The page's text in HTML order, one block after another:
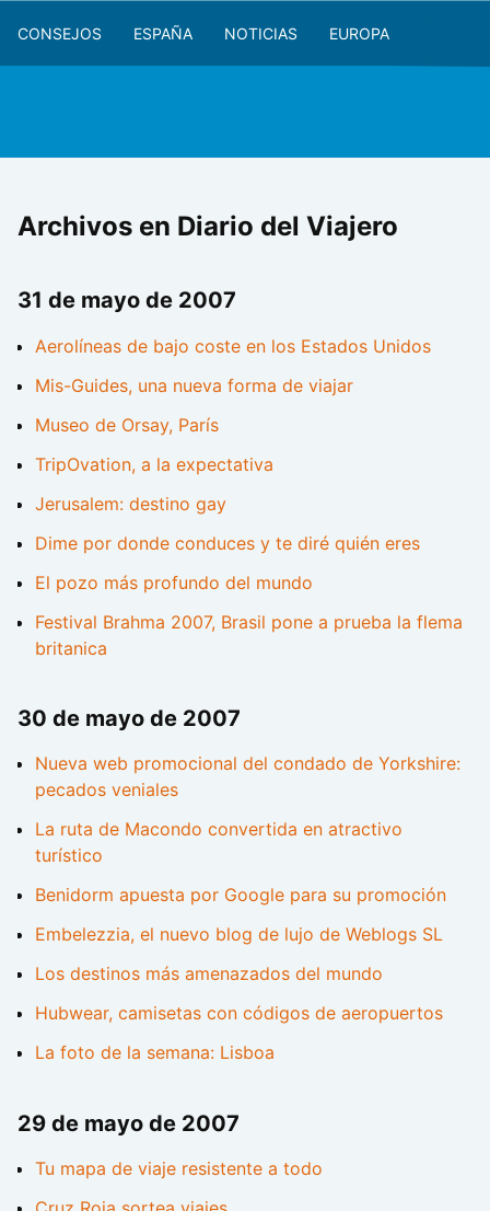
CONSEJOS ESPAÑA NOTICIAS EUROPA
Archivos en Diario del Viajero
31 de mayo de 2007
Aerolíneas de bajo coste en los Estados Unidos
Mis-Guides, una nueva forma de viajar
Museo de Orsay, París
TripOvation, a la expectativa
Jerusalem: destino gay
Dime por donde conduces y te diré quién eres
El pozo más profundo del mundo
Festival Brahma 2007, Brasil pone a prueba la flema
britanica
30 de mayo de 2007
Nueva web promocional del condado de Yorkshire:
pecados veniales
La ruta de Macondo convertida en atractivo
turístico
Benidorm apuesta por Google para su promoción
Embelezzia, el nuevo blog de lujo de Weblogs SL
Los destinos más amenazados del mundo
Hubwear, camisetas con códigos de aeropuertos
La foto de la semana: Lisboa
29 de mayo de 2007
Tu mapa de viaje resistente a todo